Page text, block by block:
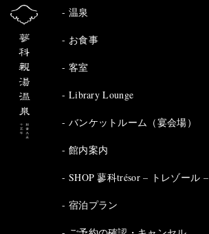
温泉
お食事
客室
Library Lounge
バンケットルーム（宴会場）
館内案内
SHOP 蓼科trésor – トレゾール –
宿泊プラン